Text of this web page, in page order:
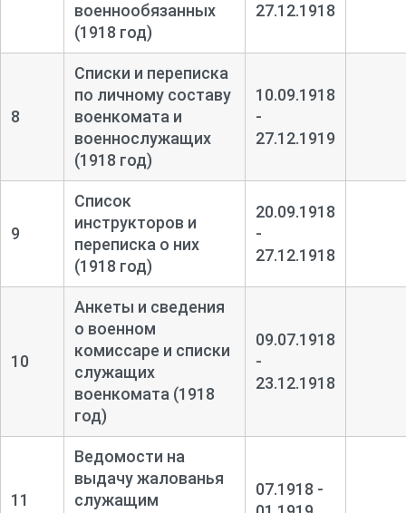
военнообязанных
(1918 год)
27.12.1918
8
Списки и переписка
по личному составу
военкомата и
военнослужащих
(1918 год)
10.09.1918
-
27.12.1919
9
Список
инструкторов и
переписка о них
(1918 год)
20.09.1918
-
27.12.1918
10
Анкеты и сведения
о военном
комиссаре и списки
служащих
военкомата (1918
год)
09.07.1918
-
23.12.1918
11
Ведомости на
выдачу жалованья
служащим
07.1918 -